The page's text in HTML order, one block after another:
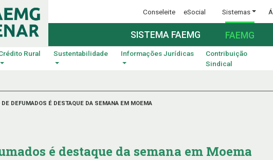
Conseleite eSocial Sistemas
SISTEMA FAEMG FAEMG
Rural Sustentabilidade Informações Jurídicas
Contribuição
Sindical
DE DEFUMADOS É DESTAQUE DA SEMANA EM MOEMA
é destaque da semana em Moema